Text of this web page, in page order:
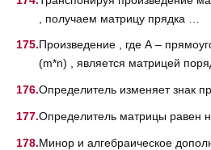
, получаем матрицу прядка …
Произведение , где А –
(m*n) , является матрицей
Определитель изменяет знак
Определитель матрицы равен
Минор и алгебраическое